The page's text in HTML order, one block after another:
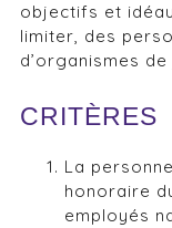
objectifs et
limiter, des
d’organismes
CRITÈRES
La
honoraire
employés